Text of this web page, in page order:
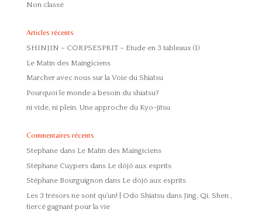
Non classé
Articles récents
SHINJIN – CORPSESPRIT – Etude en 3 tableaux (1)
Le Matin des Maingiciens
Marcher avec nous sur la Voie du Shiatsu
Pourquoi le monde a besoin du shiatsu?
ni vide, ni plein. Une approche du Kyo-jitsu
Commentaires récents
Stephanedans Le Matin des Maingiciens
Stéphane Cuypersdans Le dôjô aux esprits
Stéphane Bourguignondans Le dôjô aux esprits
Les 3 trésors ne sont qu’un! | Odo Shiatsudans Jing, Qi, Shen ,
tiercé gagnant pour la vie